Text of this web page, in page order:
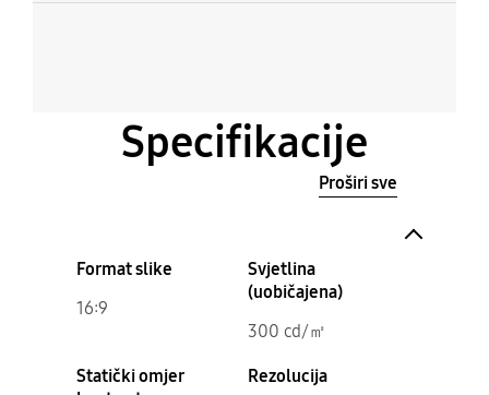
Specifikacije
Proširi sve
Format slike
16:9
Svjetlina
(uobičajena)
300 cd/㎡
Statički omjer
Rezolucija